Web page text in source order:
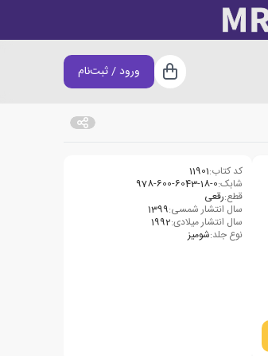
سبد خرید
ورود / ثبت‌نام
کد کتاب:11901
شابک:978-600-6043-18-0
قطع:رقعی
سال انتشار شمسی:1399
سال انتشار میلادی:1992
نوع جلد:شومیز